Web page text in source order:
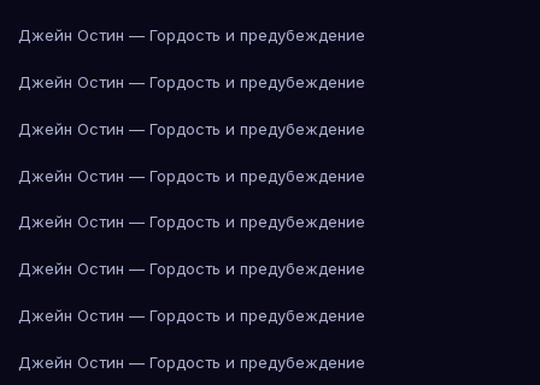
Джейн Остин — Гордость и предубеждение
Джейн Остин — Гордость и предубеждение
Джейн Остин — Гордость и предубеждение
Джейн Остин — Гордость и предубеждение
Джейн Остин — Гордость и предубеждение
Джейн Остин — Гордость и предубеждение
Джейн Остин — Гордость и предубеждение
Джейн Остин — Гордость и предубеждение